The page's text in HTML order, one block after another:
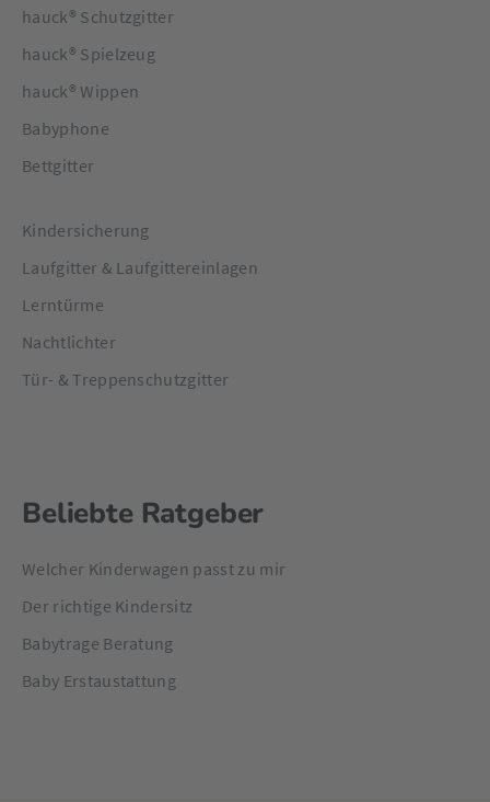
hauck® Schutzgitter
hauck® Spielzeug
hauck® Wippen
Babyphone
Bettgitter
Kindersicherung
Laufgitter & Laufgittereinlagen
Lerntürme
Nachtlichter
Tür- & Treppenschutzgitter
Beliebte Ratgeber
Welcher Kinderwagen passt zu mir
Der richtige Kindersitz
Babytrage Beratung
Baby Erstaustattung